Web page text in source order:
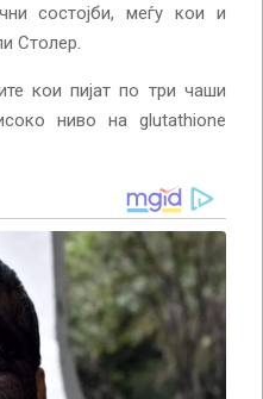
состојби, меѓу кои и
Столер.
кои пијат по три чаши
ниво на glutathione